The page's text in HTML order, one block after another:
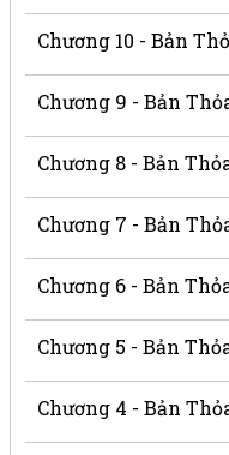
Chương 10 - Bản
Chương 9 - Bản
Chương 8 - Bản
Chương 7 - Bản
Chương 6 - Bản
Chương 5 - Bản
Chương 4 - Bản